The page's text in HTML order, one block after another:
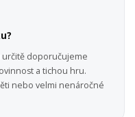
doporučujeme
a tichou hru.
nebo velmi nenáročné